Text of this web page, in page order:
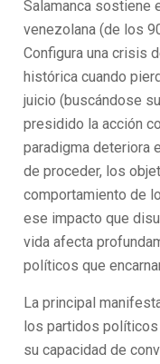
Salamanca sostiene
venezolana (de los
Configura una crisis
histórica cuando
juicio (buscándose
presidido la acción
paradigma deteriora
de proceder, los
comportamiento de
ese impacto que
vida afecta
políticos que
La principal
los partidos
su capacidad de